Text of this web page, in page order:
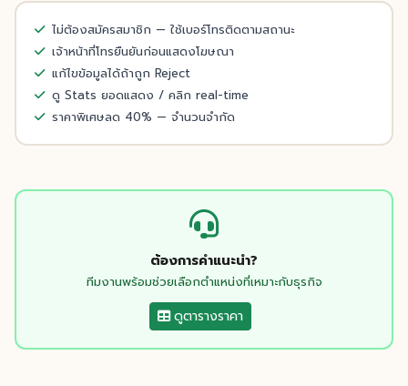
ไม่ต้องสมัครสมาชิก — ใช้เบอร์โทรติดตามสถานะ
เจ้าหน้าที่โทรยืนยันก่อนแสดงโฆษณา
แก้ไขข้อมูลได้ถ้าถูก Reject
ดู Stats ยอดแสดง / คลิก real-time
ราคาพิเศษลด 40% — จำนวนจำกัด
ต้องการคำแนะนำ?
ทีมงานพร้อมช่วยเลือกตำแหน่งที่เหมาะกับธุรกิจ
ดูตารางราคา